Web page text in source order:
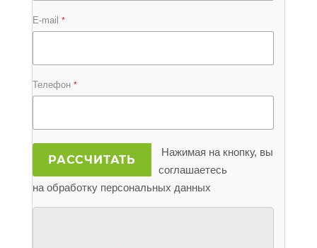
E-mail *
Телефон *
РАССЧИТАТЬ
Нажимая на кнопку, вы
соглашаетесь
на обработку персональных данных